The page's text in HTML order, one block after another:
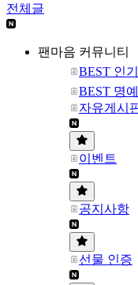
전체글
팬마음 커뮤니티
BEST 인
BEST 명
자유게시
이벤트
공지사항
선물 인증